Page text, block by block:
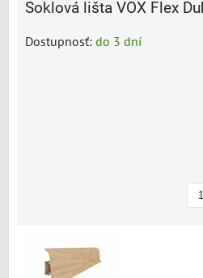
Soklová lišta VOX Flex
Dostupnosť: do 3 dní